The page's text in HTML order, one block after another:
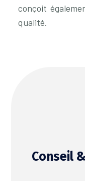
conçoit
qualité.
Conseil